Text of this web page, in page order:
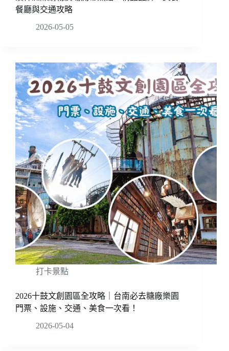
餐廳與交通攻略
2026-05-05
打卡景點
2026十鼓文創園區全攻略｜台南必去糖廠樂園
門票、設施、交通、美食一次看！
2026-05-04